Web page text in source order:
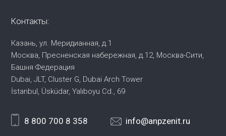
Контакты:
Казань, ул. Меридианная, д.1
Москва, Пресненская набережная, д.12, Москва-Сити,
Башня Федерация
Dubai, JLT, Cluster G, Dubai Arch Tower
İstanbul, Üsküdar, Yalıboyu Cd., 69
8 800 700 8 358 info@anpzenit.ru